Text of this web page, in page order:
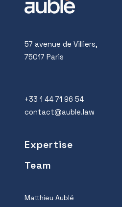
57 avenue de Villiers,
75017 Paris
+33 1 44 71 96 54
contact@auble.law
Expertise
Team
Matthieu Aublé